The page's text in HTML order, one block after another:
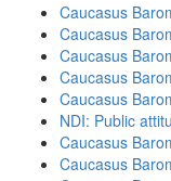
Caucasus
Caucasus
Caucasus
Caucasus
Caucasus
NDI: Public
Caucasus
Caucasus